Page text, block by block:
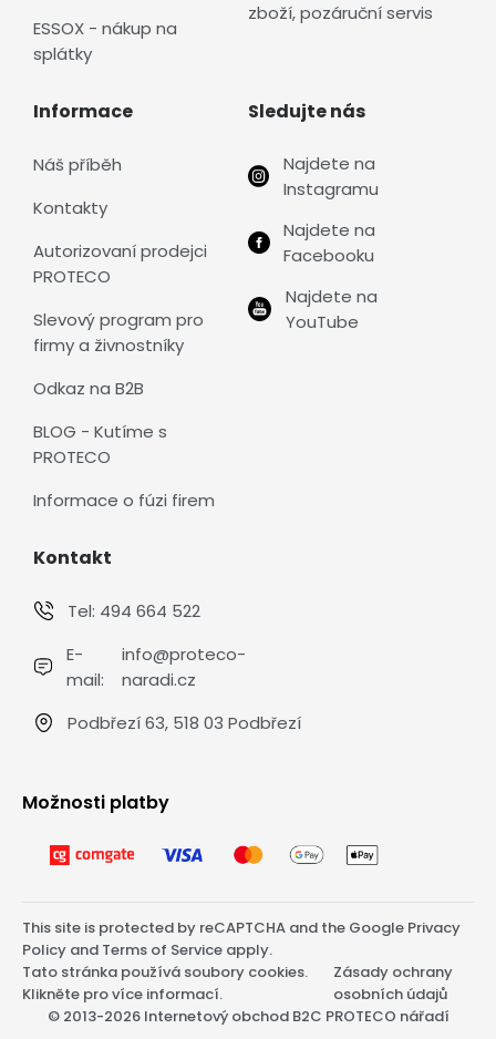
ESSOX - nákup na
splátky
zboží, pozáruční servis
Informace
Náš příběh
Kontakty
Autorizovaní prodejci
PROTECO
Slevový program pro
firmy a živnostníky
Odkaz na B2B
BLOG - Kutíme s
PROTECO
Informace o fúzi firem
Sledujte nás
Najdete na
Instagramu
Najdete na
Facebooku
Najdete na
YouTube
Kontakt
Tel: 494 664 522
E-
mail:
info@proteco-
naradi.cz
Podbřezí 63, 518 03 Podbřezí
Možnosti platby
© 2013-2026 Internetový obchod B2C PROTECO nářadí
Tato stránka používá soubory cookies.
Klikněte pro více informací.
Zásady ochrany
osobních údajů
This site is protected by reCAPTCHA and the Google Privacy
Policy and Terms of Service apply.